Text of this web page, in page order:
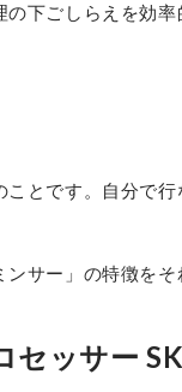
下ごしらえを効
ことです。自分で
サー」の特徴をそ
ッサー